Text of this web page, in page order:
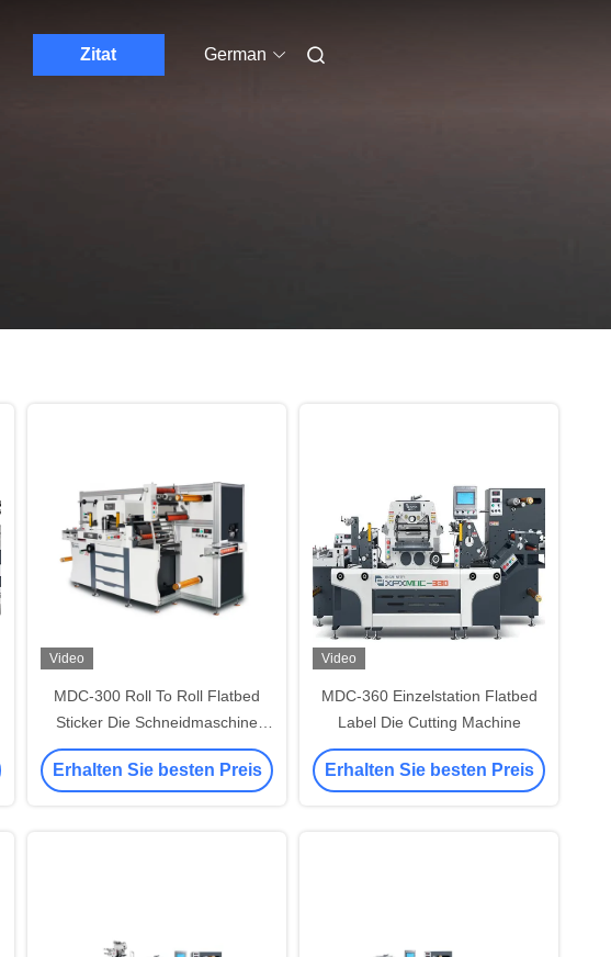
Zitat German
Video
MDC-300 Roll To Roll Flatbed
Sticker Die Schneidmaschine
Schneidmaschine
Erhalten Sie besten Preis
Video
MDC-360 Einzelstation Flatbed
Label Die Cutting Machine
Erhalten Sie besten Preis